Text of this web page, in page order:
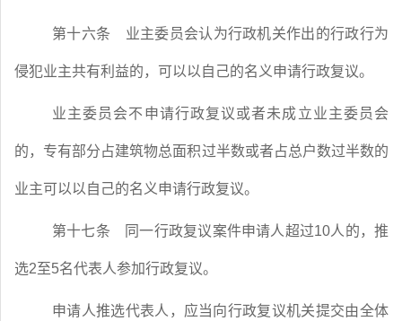
第十六条 业主委员会认为行政机关作出的行政行为
侵犯业主共有利益的，可以以自己的名义申请行政复议。
业主委员会不申请行政复议或者未成立业主委员会
的，专有部分占建筑物总面积过半数或者占总户数过半数的
业主可以以自己的名义申请行政复议。
第十七条 同一行政复议案件申请人超过10人的，推
选2至5名代表人参加行政复议。
申请人推选代表人，应当向行政复议机关提交由全体